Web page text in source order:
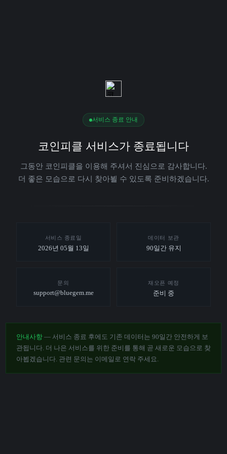
서비스 종료 안내
코인피클 서비스가 종료됩니다
그동안 코인피클을 이용해 주셔서 진심으로 감사합니다.
더 좋은 모습으로 다시 찾아뵐 수 있도록 준비하겠습니다.
서비스 종료일
2026년 05월 13일
데이터 보관
90일간 유지
문의
support@bluegem.me
재오픈 예정
준비 중
안내사항 — 서비스 종료 후에도 기존 데이터는 90일간 안전하게 보
관됩니다. 더 나은 서비스를 위한 준비를 통해 곧 새로운 모습으로 찾
아뵙겠습니다. 관련 문의는 이메일로 연락 주세요.